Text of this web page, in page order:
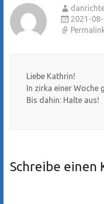
2021-
Liebe Kathrin!
In zirka einer Woche
Bis dahin: Halte aus!
Schreibe einen